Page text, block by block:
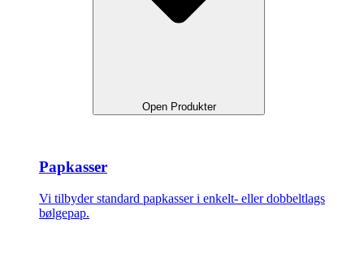
Open Produkter
Papkasser
Vi tilbyder standard papkasser i enkelt- eller dobbeltlags
bølgepap.